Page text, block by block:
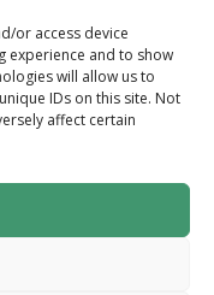
or access device
experience and to show
will allow us to
IDs on this site. Not
affect certain
| Cookie |
Sito
di Azione
s.c. a r.l.".
la Campania
Locale di tipo